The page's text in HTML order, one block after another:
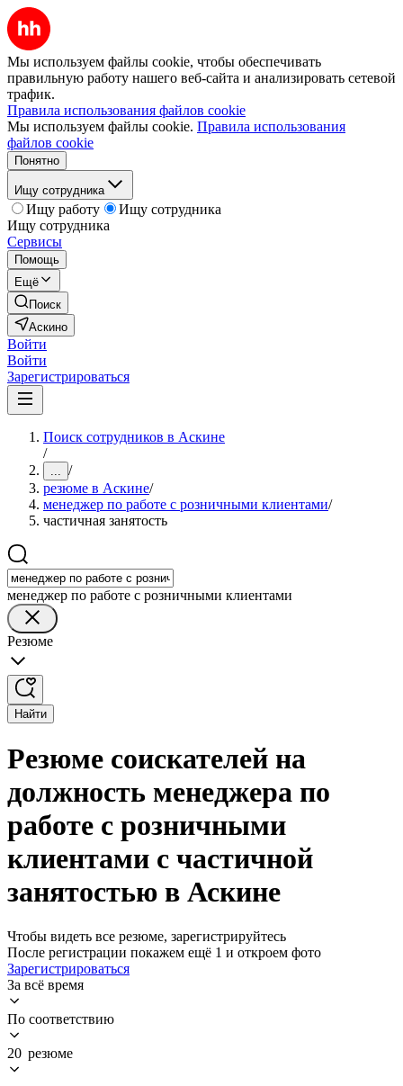
Мы используем файлы cookie, чтобы обеспечивать
правильную работу нашего веб-сайта и анализировать сетевой
трафик.
Правила использования файлов cookie
Мы используем файлы cookie. Правила использования
файлов cookie
Понятно
Ищу сотрудника
Ищу работу
Ищу сотрудника
Ищу сотрудника
Сервисы
Помощь
Ещё
Поиск
Аскино
Войти
Войти
Зарегистрироваться
Поиск сотрудников в Аскине
/
... /
резюме в Аскине/
менеджер по работе с розничными клиентами/
частичная занятость
менеджер по работе с розничными клиентами
Резюме
Найти
Резюме соискателей на
должность менеджера по
работе с розничными
клиентами с частичной
занятостью в Аскине
Чтобы видеть все резюме, зарегистрируйтесь
После регистрации покажем ещё 1 и откроем фото
Зарегистрироваться
За всё время
По соответствию
20 резюме